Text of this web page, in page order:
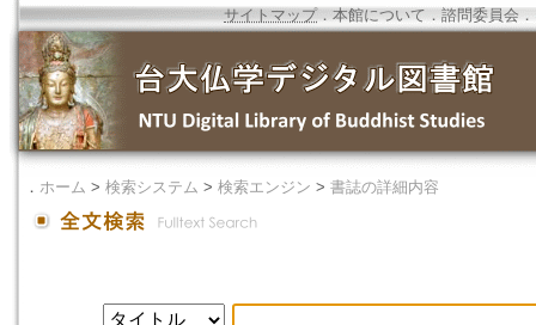
サイトマップ．本館について ． 諮問委員会 ．
． ホーム > 検索システム > 検索エンジン > 書誌の詳細内容